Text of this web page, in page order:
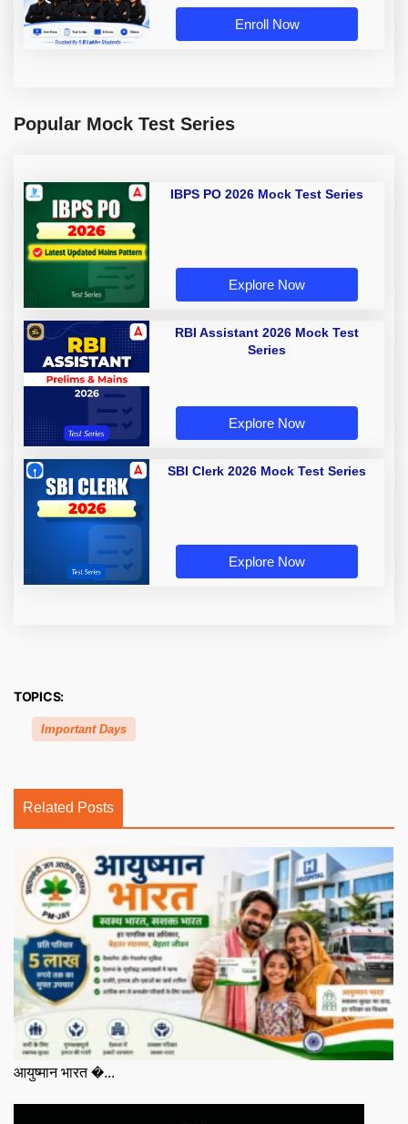
Enroll Now
Popular Mock Test Series
IBPS PO 2026 Mock Test Series
Explore Now
RBI Assistant 2026 Mock Test
Series
Explore Now
SBI Clerk 2026 Mock Test Series
Explore Now
TOPICS:
Important Days
Related Posts
आयुष्मान भारत �...